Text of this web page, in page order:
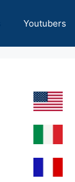
Youtubers